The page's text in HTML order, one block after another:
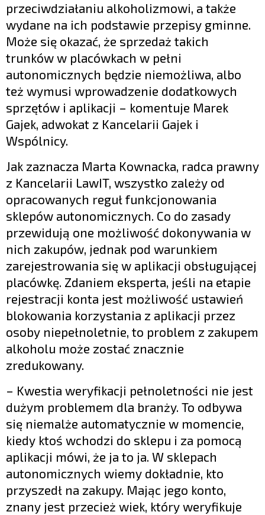
przeciwdziałaniu alkoholizmowi, a także
wydane na ich podstawie przepisy gminne.
Może się okazać, że sprzedaż takich
trunków w placówkach w pełni
autonomicznych będzie niemożliwa, albo
też wymusi wprowadzenie dodatkowych
sprzętów i aplikacji – komentuje Marek
Gajek, adwokat z Kancelarii Gajek i
Wspólnicy.
Jak zaznacza Marta Kownacka, radca prawny
z Kancelarii LawIT, wszystko zależy od
opracowanych reguł funkcjonowania
sklepów autonomicznych. Co do zasady
przewidują one możliwość dokonywania w
nich zakupów, jednak pod warunkiem
zarejestrowania się w aplikacji obsługującej
placówkę. Zdaniem eksperta, jeśli na etapie
rejestracji konta jest możliwość ustawień
blokowania korzystania z aplikacji przez
osoby niepełnoletnie, to problem z zakupem
alkoholu może zostać znacznie
zredukowany.
– Kwestia weryfikacji pełnoletności nie jest
dużym problemem dla branży. To odbywa
się niemalże automatycznie w momencie,
kiedy ktoś wchodzi do sklepu i za pomocą
aplikacji mówi, że ja to ja. W sklepach
autonomicznych wiemy dokładnie, kto
przyszedł na zakupy. Mając jego konto,
znany jest przecież wiek, który weryfikuje